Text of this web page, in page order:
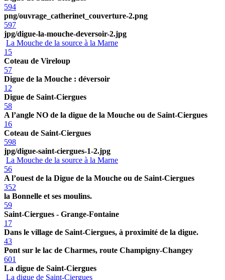
594
png/ouvrage_catherinet_couverture-2.png
597
jpg/digue-la-mouche-deversoir-2.jpg
La Mouche de la source à la Marne
15
Coteau de Vireloup
57
Digue de la Mouche : déversoir
12
Digue de Saint-Ciergues
58
A l’angle NO de la digue de la Mouche ou de Saint-Ciergues
16
Coteau de Saint-Ciergues
598
jpg/digue-saint-ciergues-1-2.jpg
La Mouche de la source à la Marne
56
A l’ouest de la Digue de la Mouche ou de Saint-Ciergues
352
la Bonnelle et ses moulins.
59
Saint-Ciergues - Grange-Fontaine
17
Dans le village de Saint-Ciergues, à proximité de la digue.
43
Pont sur le lac de Charmes, route Champigny-Changey
601
La digue de Saint-Ciergues
La digue de Saint-Ciergues